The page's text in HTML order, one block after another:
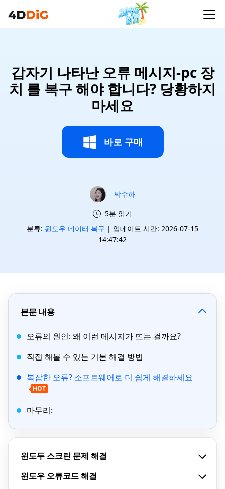
갑자기 나타난 오류 메시지-pc 장
치 를 복구 해야 합니다? 당황하지
마세요
바로 구매
박수하
5분 읽기
분류: 윈도우 데이터 복구 | 업데이트 시간: 2026-07-15
14:47:42
본문 내용
오류의 원인: 왜 이런 메시지가 뜨는 걸까요?
직접 해볼 수 있는 기본 해결 방법
복잡한 오류? 소프트웨어로 더 쉽게 해결하세요
HOT
마무리:
윈도두 스크린 문제 해결
윈도우 오류코드 해결